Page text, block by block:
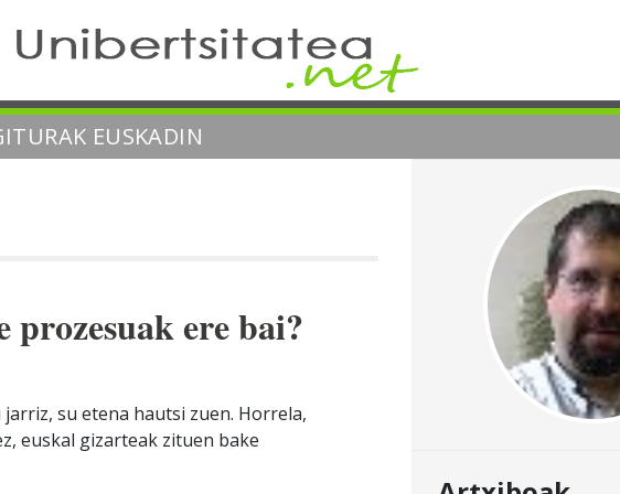
EUSKADIN
ere bai?
su etena hautsi zuen. Horrela,
euskal gizarteak zituen bake